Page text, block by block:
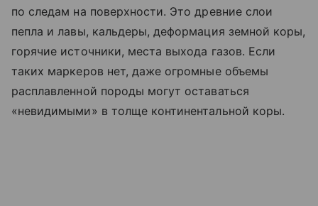
по следам на поверхности. Это древние слои
пепла и лавы, кальдеры, деформация земной коры,
горячие источники, места выхода газов. Если
таких маркеров нет, даже огромные объемы
расплавленной породы могут оставаться
«невидимыми» в толще континентальной коры.